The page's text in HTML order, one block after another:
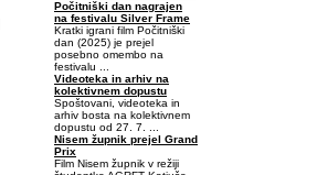
Počitniški dan nagrajen
na festivalu Silver Frame
Kratki igrani film Počitniški
dan (2025) je prejel
posebno omembo na
festivalu ...
Videoteka in arhiv na
kolektivnem dopustu
Spoštovani, videoteka in
arhiv bosta na kolektivnem
dopustu od 27. 7. ...
Nisem župnik prejel Grand
Prix
Film Nisem župnik v režiji